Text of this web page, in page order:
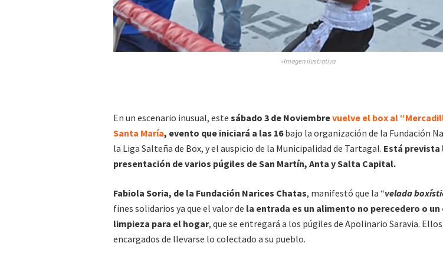
»Imagen ilustrativa
En un escenario inusual, este sábado 3 de Noviembrevuelve el box al
Santa María, evento que iniciará a las 16bajo la organización de la Fundación
la Liga Salteña de Box, y el auspicio de la Municipalidad de Tartagal. Está prevista
presentación de varios púgiles de San Martín, Anta y Salta Capital.
Fabiola Soria, de la Fundación Narices Chatas, manifestó que la “velada
fines solidarios ya que el valor de la entrada es un alimento no perecedero o
limpieza para el hogar, que se entregará a los púgiles de Apolinario Saravia.
encargados de llevarse lo colectado a su pueblo.